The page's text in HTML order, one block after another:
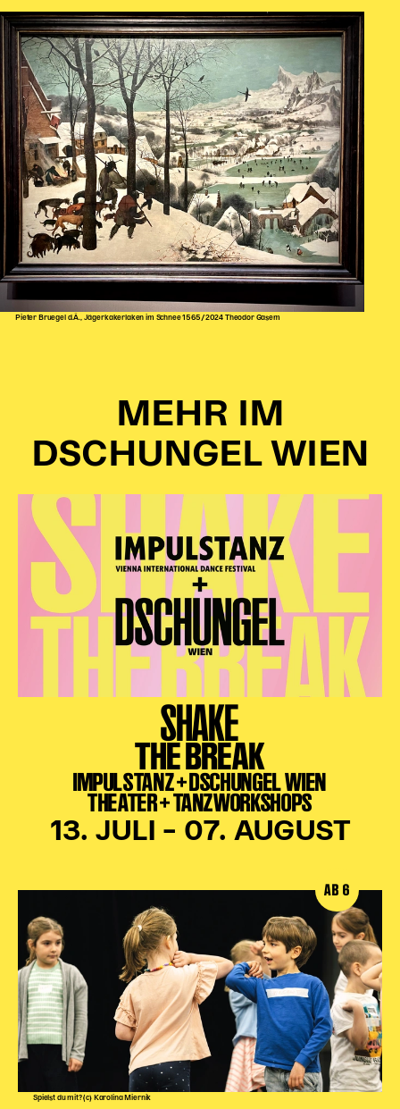
Pieter Bruegel d.Ä., Jägerkakerlaken im Schnee 1565/2024 Theodor Gasem
MEHR IM
DSCHUNGEL WIEN
SHAKE
THE BREAK
IMPULSTANZ + DSCHUNGEL WIEN
THEATER + TANZWORKSHOPS
13. JULI – 07. AUGUST
Spielst du mit? (c) Karolina Miernik
AB 6